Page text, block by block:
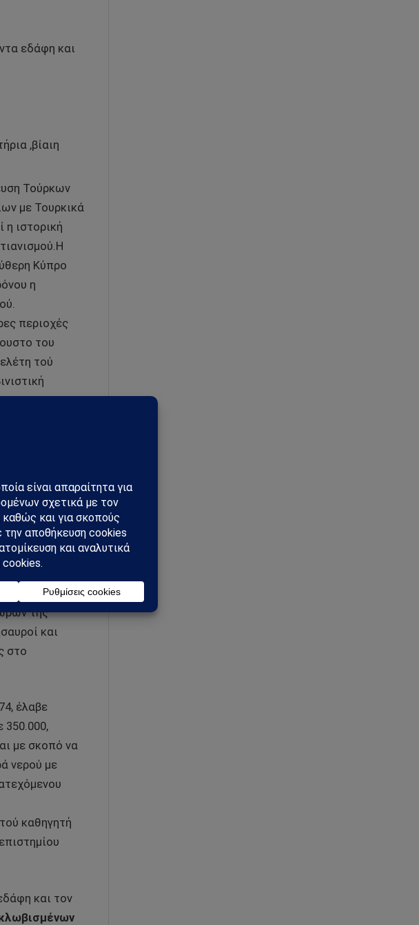
εδάφη και
,βίαιη
Τούρκων
με Τουρκικά
η ιστορική
Κύπρο
η
περιοχές
του
τού
προωθεί
του
στήν
Κατεχόμενης
σε 51
τής
και
στο
έλαβε
350.000,
με σκοπό να
νερού με
καθηγητή
και τον